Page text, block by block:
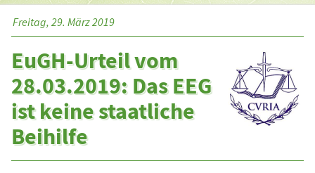
Freitag, 29. März 2019
EuGH-Urteil vom
28.03.2019: Das EEG
ist keine staatliche
Beihilfe